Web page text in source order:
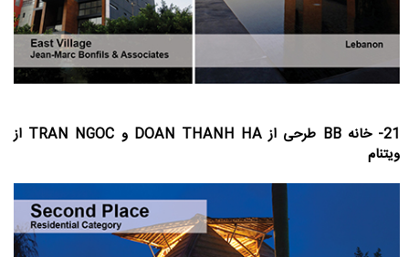
21- خانه BB طرحی از DOAN THANH HA و TRAN NGOC از
ویتنام